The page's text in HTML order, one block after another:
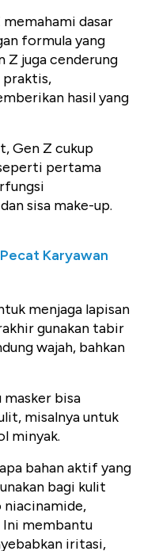
dasar
formula yang
Z juga cenderung
praktis,
hasil yang
Gen Z cukup
pertama
sisa make-up.
Karyawan
menjaga lapisan
gunakan tabir
wajah, bahkan
bisa
misalnya untuk
minyak.
bahan aktif yang
bagi kulit
niacinamide,
Ini membantu
iritasi,